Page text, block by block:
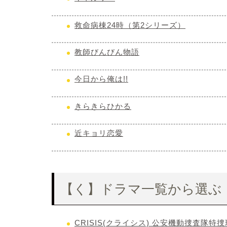
救命病棟24時（第2シリーズ）
教師びんびん物語
今日から俺は!!
きらきらひかる
近キョリ恋愛
【く】ドラマ一覧から選ぶ
CRISIS(クライシス) 公安機動捜査隊特捜